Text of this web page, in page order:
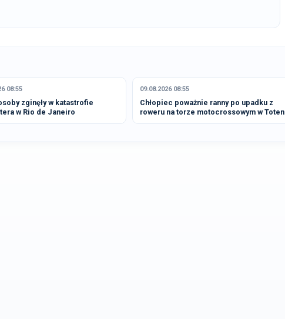
08:55
zginęły w katastrofie
w Rio de Janeiro
09.08.2026 08:55
Chłopiec poważnie ranny po upadku z
roweru na torze motocrossowym w Toten